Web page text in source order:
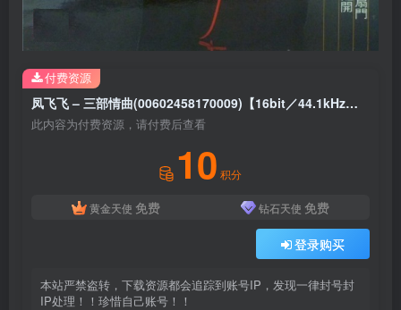
凤飞飞 – 三部情曲(00602458170009)【16bit／44.1kHz】台湾区
此内容为付费资源，请付费后查看
10 积分
黄金天使 免费 钻石天使 免费
登录购买
本站严禁盗转，下载资源都会追踪到账号IP，发现一律封号封
IP处理！！珍惜自己账号！！
付费资源